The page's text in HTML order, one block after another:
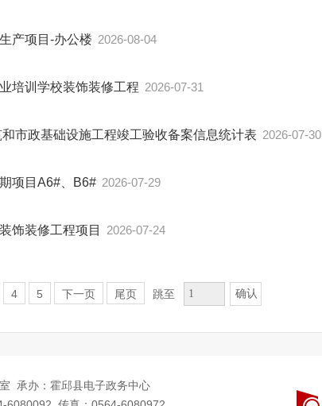
产项目-办公楼 2026-08-04
培训学校装饰装修工程 2026-07-31
市政基础设施工程竣工验收备案信息统计表 2026-07-30
项目A6#、B6# 2026-07-29
饰装修工程项目 2026-07-24
4 5 下一页 尾页 跳至 确认
承办：霍邱县电子政务中心